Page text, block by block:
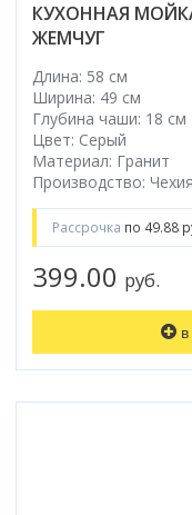
КУХОННАЯ МОЙКА
ЖЕМЧУГ
Длина: 58 см
Ширина: 49 см
Глубина чаши: 18 см
Цвет: Серый
Материал: Гранит
Производство: Чехия
Рассрочка по 49.88
399.00 руб.